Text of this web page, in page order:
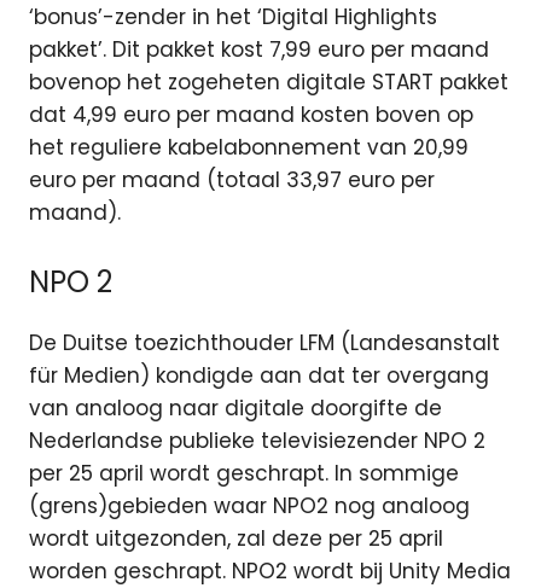
‘bonus’-zender in het ‘Digital Highlights
pakket’. Dit pakket kost 7,99 euro per maand
bovenop het zogeheten digitale START pakket
dat 4,99 euro per maand kosten boven op
het reguliere kabelabonnement van 20,99
euro per maand (totaal 33,97 euro per
maand).
NPO 2
De Duitse toezichthouder LFM (Landesanstalt
für Medien) kondigde aan dat ter overgang
van analoog naar digitale doorgifte de
Nederlandse publieke televisiezender NPO 2
per 25 april wordt geschrapt. In sommige
(grens)gebieden waar NPO2 nog analoog
wordt uitgezonden, zal deze per 25 april
worden geschrapt. NPO2 wordt bij Unity Media